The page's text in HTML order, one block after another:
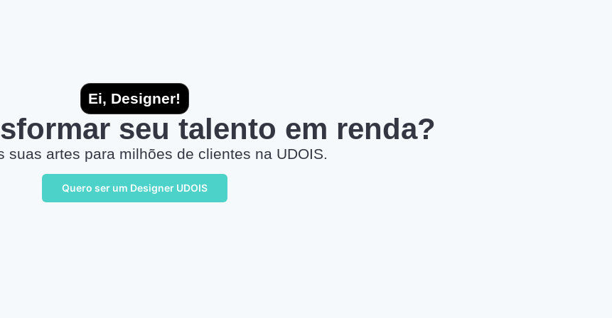
Ei, Designer!
seu talento em renda?
suas artes para milhões de clientes na UDOIS.
Quero ser um Designer UDOIS